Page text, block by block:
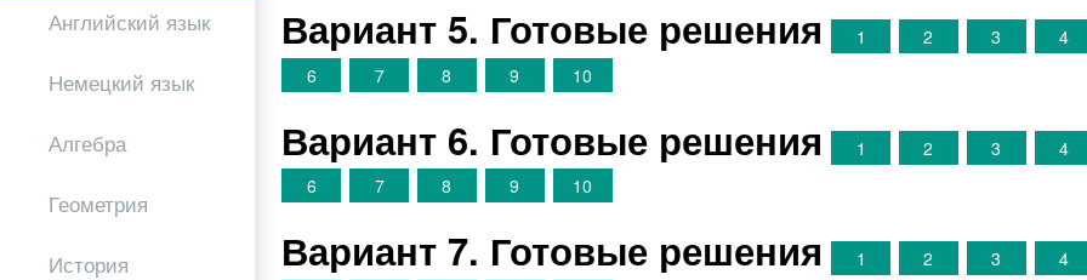
Английский язык
Немецкий язык
Алгебра
Геометрия
История
Вариант 5. Готовые решения 1 2 3 4
6
7 8 9 10
Вариант 6. Готовые решения 1 2 3 4
6
7 8 9 10
Вариант 7. Готовые решения 1 2 3 4